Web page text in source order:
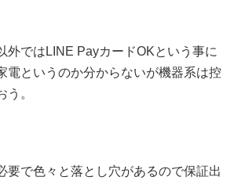
外ではLINE PayカードOKという事に
電というのか分からないが機器系は控
う。
要で色々と落とし穴があるので保証出